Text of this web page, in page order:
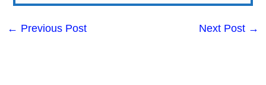
← Previous Post Next Post →